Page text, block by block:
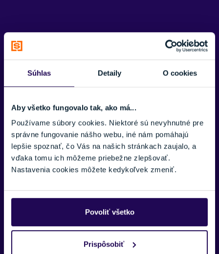
Súhlas Detaily O cookies
Aby všetko fungovalo tak, ako má...
Používame súbory cookies. Niektoré sú nevyhnutné pre
správne fungovanie nášho webu, iné nám pomáhajú
lepšie spoznať, čo Vás na našich stránkach zaujalo, a
vďaka tomu ich môžeme priebežne zlepšovať.
Nastavenia cookies môžete kedykoľvek zmeniť.
Povoliť všetko
Prispôsobiť
Potrebujete viac informácii? Sme tu
E-MAIL: